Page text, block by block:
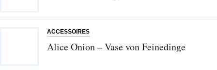
ACCESSOIRES
Alice Onion – Vase von Feinedinge